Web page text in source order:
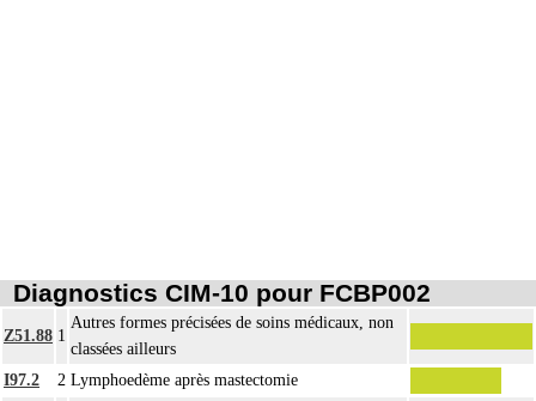
Diagnostics CIM-10 pour FCBP002
Z51.88 1
Autres formes précisées de soins médicaux, non
classées ailleurs
I97.2
2 Lymphoedème après mastectomie